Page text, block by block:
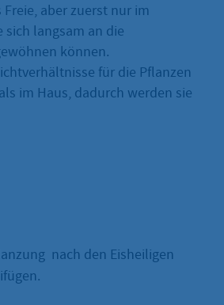
aber zuerst nur im
sich langsam an die
können.
für die Pflanzen
im Haus, dadurch werden sie
nach den Eisheiligen